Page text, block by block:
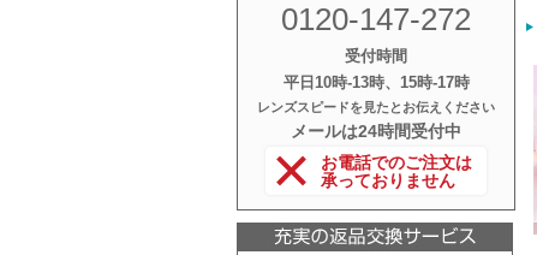
0120-147-272
受付時間
平日10時‐13時、15時‐17時
レンズスピードを見たとお伝えください
メールは24時間受付中
お電話でのご注文は
承っておりません